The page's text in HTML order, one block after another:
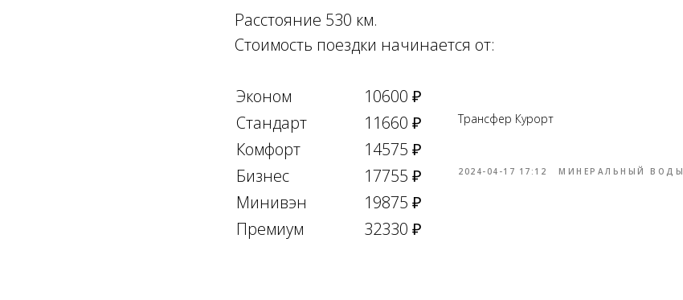
Расстояние 530 км.
Стоимость поездки начинается от:
Эконом
10600 ₽
Стандарт
11660 ₽
Комфорт
14575 ₽
Бизнес
17755 ₽
Минивэн
19875 ₽
Премиум
32330 ₽
Трансфер Курорт
2024-04-17 17:12 МИНЕРАЛЬНЫЙ ВОДЫ